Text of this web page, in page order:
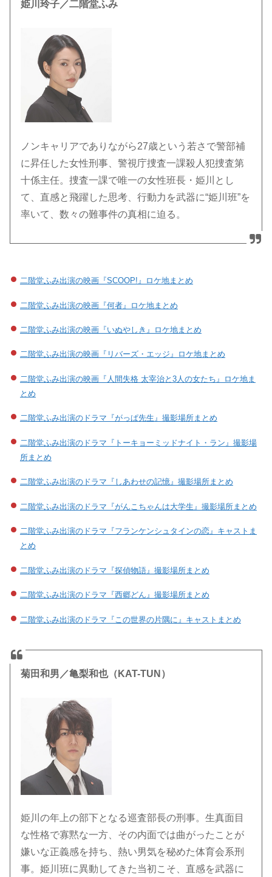
姫川玲子／二階堂ふみ
ノンキャリアでありながら27歳という若さで警部補
に昇任した女性刑事、警視庁捜査一課殺人犯捜査第
十係主任。捜査一課で唯一の女性班長・姫川とし
て、直感と飛躍した思考、行動力を武器に“姫川班”を
率いて、数々の難事件の真相に迫る。
二階堂ふみ出演の映画『SCOOP!』ロケ地まとめ
二階堂ふみ出演の映画『何者』ロケ地まとめ
二階堂ふみ出演の映画『いぬやしき』ロケ地まとめ
二階堂ふみ出演の映画『リバーズ・エッジ』ロケ地まとめ
二階堂ふみ出演の映画『人間失格 太宰治と3人の女たち』ロケ地ま
とめ
二階堂ふみ出演のドラマ『がっぱ先生』撮影場所まとめ
二階堂ふみ出演のドラマ『トーキョーミッドナイト・ラン』撮影場
所まとめ
二階堂ふみ出演のドラマ『しあわせの記憶』撮影場所まとめ
二階堂ふみ出演のドラマ『がんこちゃんは大学生』撮影場所まとめ
二階堂ふみ出演のドラマ『フランケンシュタインの恋』キャストま
とめ
二階堂ふみ出演のドラマ『探偵物語』撮影場所まとめ
二階堂ふみ出演のドラマ『西郷どん』撮影場所まとめ
二階堂ふみ出演のドラマ『この世界の片隅に』キャストまとめ
菊田和男／亀梨和也（KAT-TUN）
姫川の年上の部下となる巡査部長の刑事。生真面目
な性格で寡黙な一方、その内面では曲がったことが
嫌いな正義感を持ち、熱い男気を秘めた体育会系刑
事。姫川班に異動してきた当初こそ、直感を武器に